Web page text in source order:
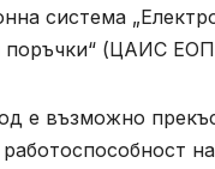
система
поръчки“ (ЦАИС
е възможно
на